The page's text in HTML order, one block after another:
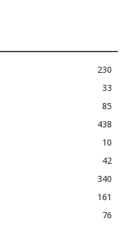
230
33
85
438
10
42
340
161
76